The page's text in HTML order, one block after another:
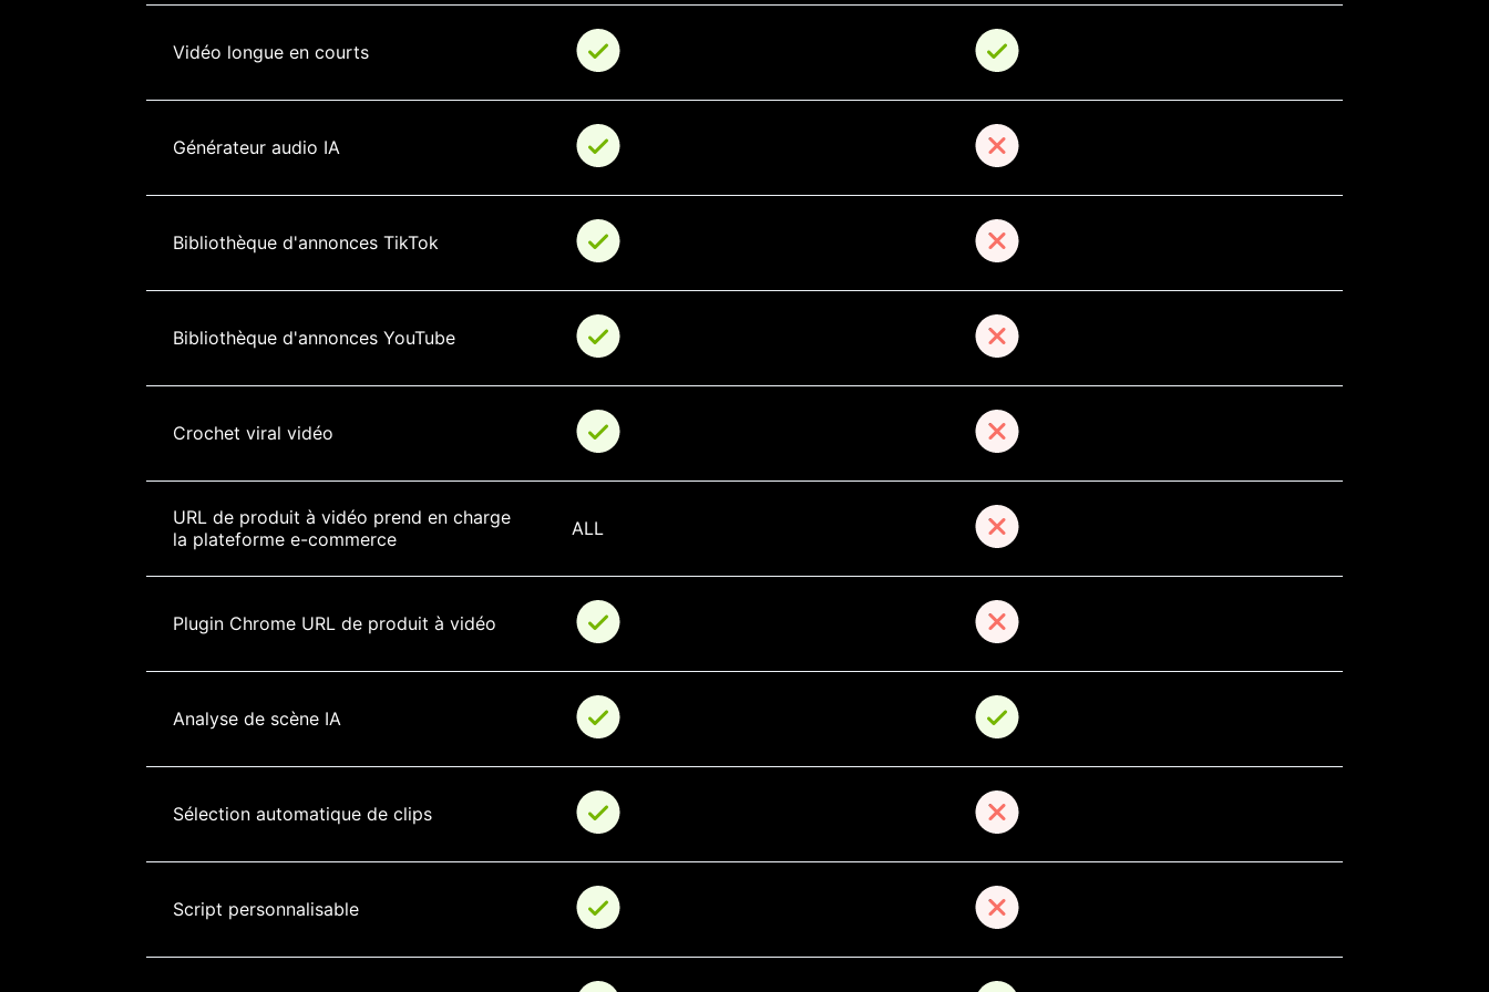
Vidéo longue en courts
Générateur audio IA
Bibliothèque d'annonces TikTok
Bibliothèque d'annonces YouTube
Crochet viral vidéo
URL de produit à vidéo prend en charge
la plateforme e-commerce
ALL
Plugin Chrome URL de produit à vidéo
Analyse de scène IA
Sélection automatique de clips
Script personnalisable